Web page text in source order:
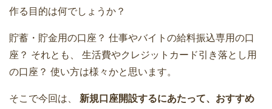
作る目的は何でしょうか？
貯蓄・貯金用の口座？ 仕事やバイトの給料振込専用の口
座？ それとも、
生活費やクレジットカード引き落とし用
の口座？ 使い方は様々かと思います。
そこで今回は、
新規口座開設するにあたって、おすすめ